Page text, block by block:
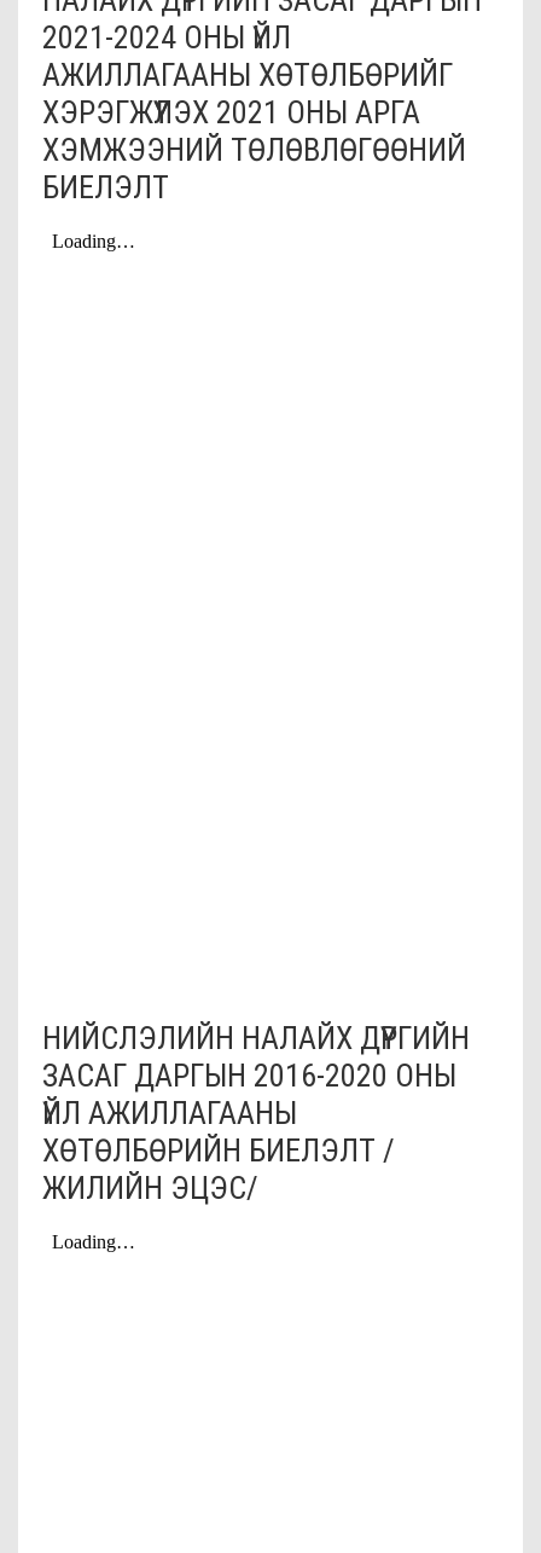
2021-2024 ОНЫ ҮЙЛ
АЖИЛЛАГААНЫ ХӨТӨЛБӨРИЙГ
ХЭРЭГЖҮҮЛЭХ 2021 ОНЫ АРГА
ХЭМЖЭЭНИЙ ТӨЛӨВЛӨГӨӨНИЙ
БИЕЛЭЛТ
НИЙСЛЭЛИЙН НАЛАЙХ ДҮҮРГИЙН
ЗАСАГ ДАРГЫН 2016-2020 ОНЫ
ҮЙЛ АЖИЛЛАГААНЫ
ХӨТӨЛБӨРИЙН БИЕЛЭЛТ /
ЖИЛИЙН ЭЦЭС/